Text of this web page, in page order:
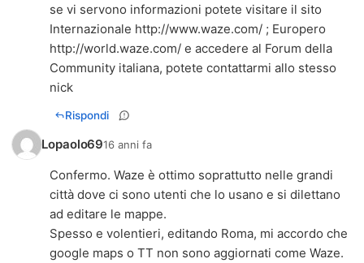
se vi servono informazioni potete visitare il sito
Internazionale http://www.waze.com/ ; Europero
http://world.waze.com/ e accedere al Forum della
Community italiana, potete contattarmi allo stesso
nick
Rispondi
Lopaolo6916 anni fa
Confermo. Waze è ottimo soprattutto nelle grandi
città dove ci sono utenti che lo usano e si dilettano
ad editare le mappe.
Spesso e volentieri, editando Roma, mi accordo che
google maps o TT non sono aggiornati come Waze.